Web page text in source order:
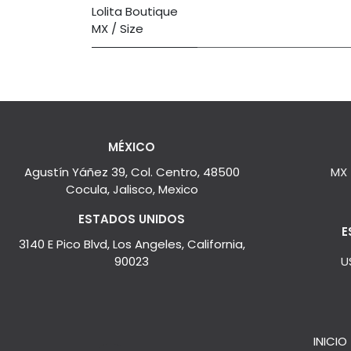
Lolita Boutique
MX / Size
MÉXICO
Agustín Yáñez 39, Col. Centro, 48500
Cocula, Jalisco, Mexico
ESTADOS UNIDOS
3140 E Pico Blvd, Los Angeles, California,
90023
MX
INICIO